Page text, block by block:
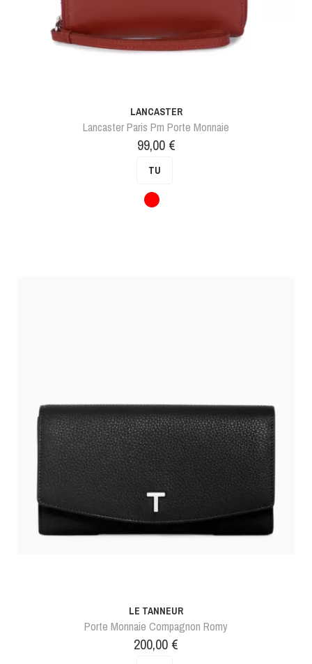
LANCASTER
Lancaster Paris Pm Porte Monnaie
Prix
99,00 €
TU
Rouge
LE TANNEUR
Porte Monnaie Compagnon Romy
Prix
200,00 €